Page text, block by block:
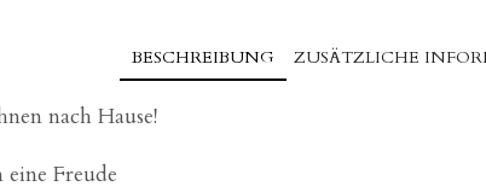
BESCHREIBUNG ZUSÄTZLICHE
nach Hause!
Freude